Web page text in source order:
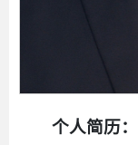
个人简历：